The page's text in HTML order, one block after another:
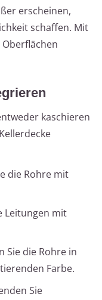
erscheinen,
schaffen. Mit
kaschieren
die Rohre mit
Leitungen mit
Sie die Rohre in
Farbe.
Sie